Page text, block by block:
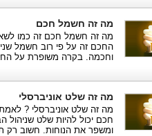
מה זה חשמל חכם
מה זה חשמל חכם זה כמו
החכם זה על פי רוב חשמל
וחכמה. בקרה משופרת על
מה זה שלט אוניברסלי
מה זה שלט אוניברסלי ?
חכם יכול להיות שלט שניהול
ומשפר את הנוחות. חשוב רק